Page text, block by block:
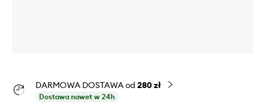
DARMOWA DOSTAWA od 280 zł
Dostawa nawet w 24h